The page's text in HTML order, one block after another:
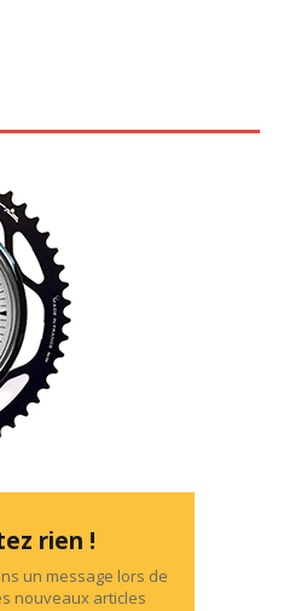
rien !
un message lors de
nouveaux articles